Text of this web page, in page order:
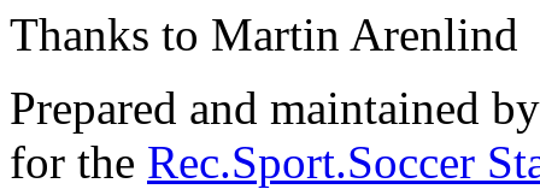
Thanks to Martin Arenlind
Prepared and maintained
for the Rec.Sport.Soccer